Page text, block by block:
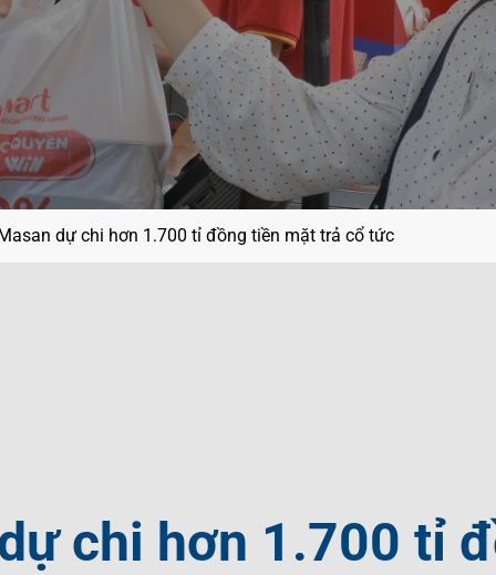
Nam
dự chi hơn 1.700 tỉ đồng tiền mặt trả cổ tức
chi hơn 1.700 tỉ